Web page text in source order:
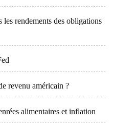
rendements des obligations
revenu américain ?
alimentaires et inflation